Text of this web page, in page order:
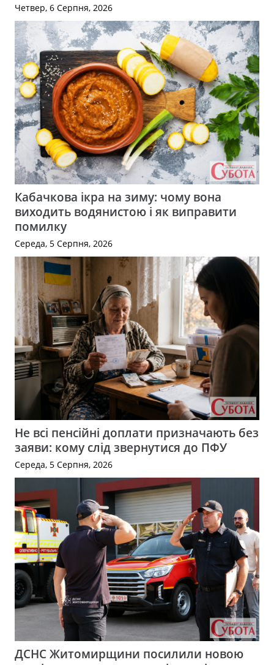
Четвер, 6 Серпня, 2026
Кабачкова ікра на зиму: чому вона
виходить водянистою і як виправити
помилку
Середа, 5 Серпня, 2026
Не всі пенсійні доплати призначають без
заяви: кому слід звернутися до ПФУ
Середа, 5 Серпня, 2026
ДСНС Житомирщини посилили новою